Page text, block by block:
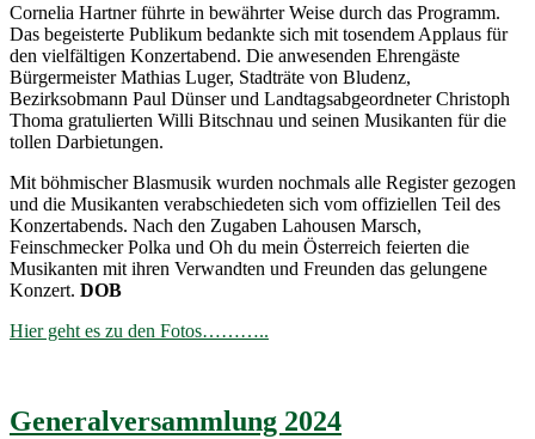
Cornelia Hartner führte in bewährter Weise durch das Programm.
Das begeisterte Publikum bedankte sich mit tosendem Applaus für
den vielfältigen Konzertabend. Die anwesenden Ehrengäste
Bürgermeister Mathias Luger, Stadträte von Bludenz,
Bezirksobmann Paul Dünser und Landtagsabgeordneter Christoph
Thoma gratulierten Willi Bitschnau und seinen Musikanten für die
tollen Darbietungen.
Mit böhmischer Blasmusik wurden nochmals alle Register gezogen
und die Musikanten verabschiedeten sich vom offiziellen Teil des
Konzertabends. Nach den Zugaben Lahousen Marsch,
Feinschmecker Polka und Oh du mein Österreich feierten die
Musikanten mit ihren Verwandten und Freunden das gelungene
Konzert. DOB
Hier geht es zu den Fotos………..
Generalversammlung 2024